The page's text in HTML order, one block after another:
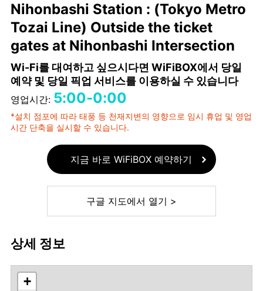
Nihonbashi Station : (Tokyo Metro
Tozai Line) Outside the ticket
gates at Nihonbashi Intersection
Wi-Fi를 대여하고 싶으시다면 WiFiBOX에서 당일
예약 및 당일 픽업 서비스를 이용하실 수 있습니다
영업시간: 5:00-0:00
*설치 점포에 따라 태풍 등 천재지변의 영향으로 임시 휴업 및 영업
시간 단축을 실시할 수 있습니다.
지금 바로 WiFiBOX 예약하기
구글 지도에서 열기 >
상세 정보
+